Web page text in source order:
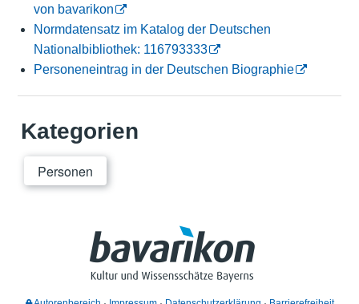
von bavarikon
Normdatensatz im Katalog der Deutschen
Nationalbibliothek: 116793333
Personeneintrag in der Deutschen Biographie
Kategorien
Personen